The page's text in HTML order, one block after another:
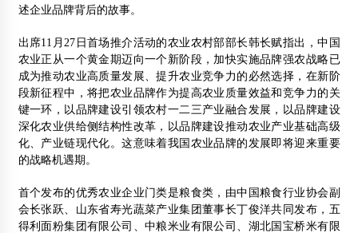
述企业品牌背后的故事。
出席11月27日首场推介活动的农业农村部部长韩长赋指出，中国
农业正从一个黄金期迈向一个新阶段，加快实施品牌强农战略已
成为推动农业高质量发展、提升农业竞争力的必然选择，在新阶
段新征程中，将把农业品牌作为提高农业质量效益和竞争力的关
键一环，以品牌建设引领农村一二三产业融合发展，以品牌建设
深化农业供给侧结构性改革，以品牌建设推动农业产业基础高级
化、产业链现代化。这意味着我国农业品牌的发展即将迎来重要
的战略机遇期。
首个发布的优秀农业企业门类是粮食类，由中国粮食行业协会副
会长张跃、山东省寿光蔬菜产业集团董事长丁俊洋共同发布，五
得利面粉集团有限公司、中粮米业有限公司、湖北国宝桥米有限